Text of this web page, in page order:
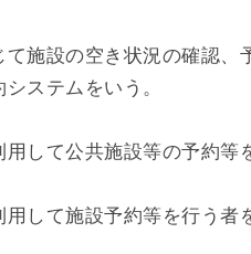
て施設の空き状況の確認、
ステムをいう。
して公共施設等の予約等
して施設予約等を行う者